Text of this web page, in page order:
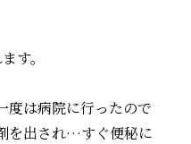
す。
は病院に行ったので
を出され…すぐ便秘に